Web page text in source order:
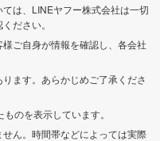
は、LINEヤフー株式会社は一切
ださい。
ご自身が情報を確認し、各会社
ます。あらかじめご了承くださ
のを表示しています。
ん。時間帯などによっては実際